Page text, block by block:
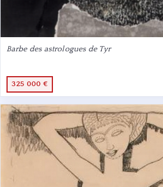
Barbe des astrologues de Tyr
325 000 €